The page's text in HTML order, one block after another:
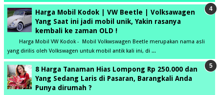
Harga Mobil Kodok | VW Beetle | Volksawagen
Yang Saat ini jadi mobil unik, Yakin rasanya
kembali ke zaman OLD !
Harga Mobil VW Kodok - Mobil Volkwswagen Beetle merupakan nama asli
yang dirilis oleh Volkswagen untuk mobil antik kali ini, di ...
8 Harga Tanaman Hias Lompong Rp 250.000 dan
Yang Sedang Laris di Pasaran, Barangkali Anda
Punya dirumah ?